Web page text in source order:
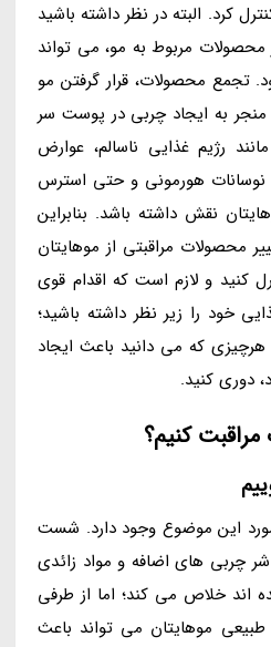
کرد. البته در نظر داشته باشید
محصولات مربوط به مو، می تواند
تجمع محصولات، قرار گرفتن مو
منجر به ایجاد چربی در پوست سر
رژیم غذایی ناسالم، عوارض
نوسانات هورمونی و حتی استرس
نقش داشته باشد. بنابراین
محصولات مراقبتی از موهایتان
کنید و لازم است که اقدام قوی
خود را زیر نظر داشته باشید؛
که می دانید باعث ایجاد
دوری کنید.
کنیم؟
این موضوع وجود دارد. شست
چربی های اضافه و مواد زائدی
اند خلاص می کند؛ اما از طرفی
موهایتان می تواند باعث